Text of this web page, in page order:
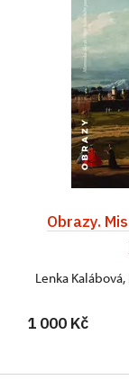
Obrazy.
Lenka
1 000 Kč